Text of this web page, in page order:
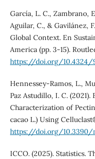
García, L. C., Zambrano,
Aguilar, C., & Gavilánez,
Global Context. En
America (pp. 3-15).
https://doi.org/10.4324/
Hennessey-Ramos, L.,
Paz Astudillo, I. C.
Characterization of
cacao L.) Using
https://doi.org/10.3390/
ICCO. (2025). Statistics.